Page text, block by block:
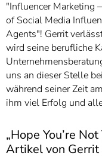
"Influencer Marketing
of Social Media
Agents"! Gerrit
wird seine berufliche
uns an dieser Stelle
während seiner Zeit
ihm viel Erfolg und
„Hope You’re
Artikel von